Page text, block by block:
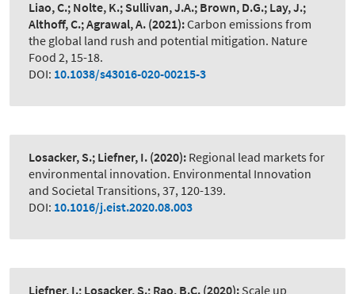
Liao, C.; Nolte, K.; Sullivan, J.A.; Brown, D.G.; Lay, J.;
Althoff, C.; Agrawal, A. (2021):Carbon emissions from
the global land rush and potential mitigation. Nature
Food 2, 15-18.
DOI: 10.1038/s43016-020-00215-3
Losacker, S.; Liefner, I. (2020): Regional lead markets for
environmental innovation. Environmental Innovation
and Societal Transitions, 37, 120-139.
DOI: 10.1016/j.eist.2020.08.003
Liefner, I.; Losacker, S.; Rao, B.C. (2020): Scale up